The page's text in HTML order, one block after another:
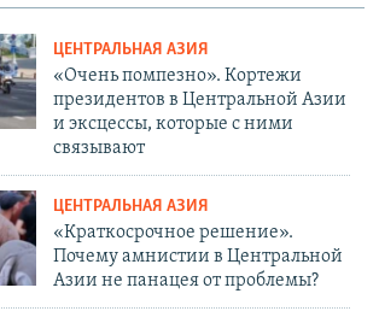
ЦЕНТРАЛЬНАЯ АЗИЯ
«Очень помпезно». Кортежи
президентов в Центральной Азии
и эксцессы, которые с ними
связывают
ЦЕНТРАЛЬНАЯ АЗИЯ
«Краткосрочное решение».
Почему амнистии в Центральной
Азии не панацея от проблемы?